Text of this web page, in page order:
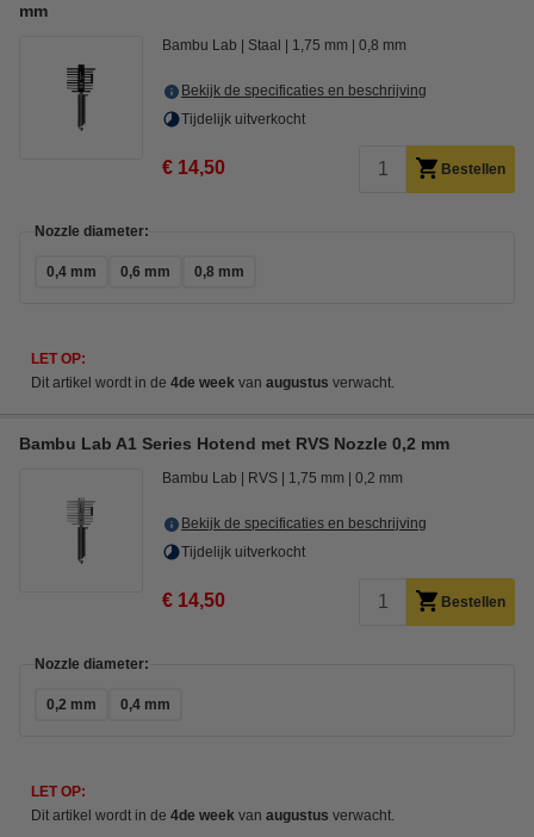
mm
Bambu Lab Staal 1,75 mm 0,8 mm
Bekijk de specificaties en beschrijving
Tijdelijk uitverkocht
€ 14,50 Bestellen
Nozzle diameter:
0,4 mm 0,6 mm 0,8 mm
LET OP:
Dit artikel wordt in de 4de week van augustus verwacht.
Bambu Lab A1 Series Hotend met RVS Nozzle 0,2 mm
Bambu Lab RVS 1,75 mm 0,2 mm
Bekijk de specificaties en beschrijving
Tijdelijk uitverkocht
€ 14,50 Bestellen
Nozzle diameter:
0,2 mm 0,4 mm
LET OP:
Dit artikel wordt in de 4de week van augustus verwacht.